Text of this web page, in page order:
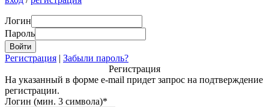
Логин
Пароль
Регистрация | Забыли пароль?
Регистрация
На указанный в форме e-mail придет запрос на подтверждение
регистрации.
Логин (мин. 3 символа)*